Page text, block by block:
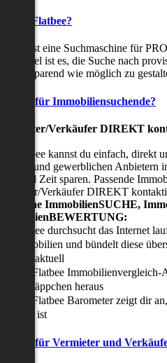
ist Flatbee?
ist eine Suchmaschine für
Ziel ist es, die Suche nach
zeitsparend wie möglich zu
für Immobiliensuchende?
Verkäufer DIREKT
Flatbee kannst du einfach, direkt
und gewerblichen Anbietern
und Zeit sparen. Passende
Verkäufer DIREKT
in-one ImmobilienSUCHE,
Flatbee durchsucht das Internet
Immobilien und bündelt diese
tagesaktuell
Der Flatbee
Schnäppchen heraus
Der Flatbee Barometer zeigt dir
teuer ist
für Vermieter und